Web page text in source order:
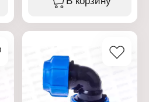
Вид: переходной
Диаметр трубы: 25-20-25
температура: 40 С
Номинальное давление:
16 бар